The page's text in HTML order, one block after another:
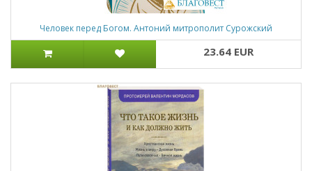
Человек перед Богом. Антоний митрополит Сурожский
23.64 EUR